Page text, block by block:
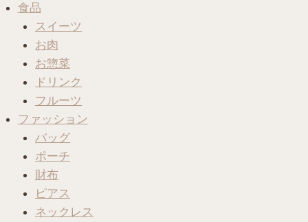
食品
スイーツ
お肉
お惣菜
ドリンク
フルーツ
ファッション
バッグ
ポーチ
財布
ピアス
ネックレス